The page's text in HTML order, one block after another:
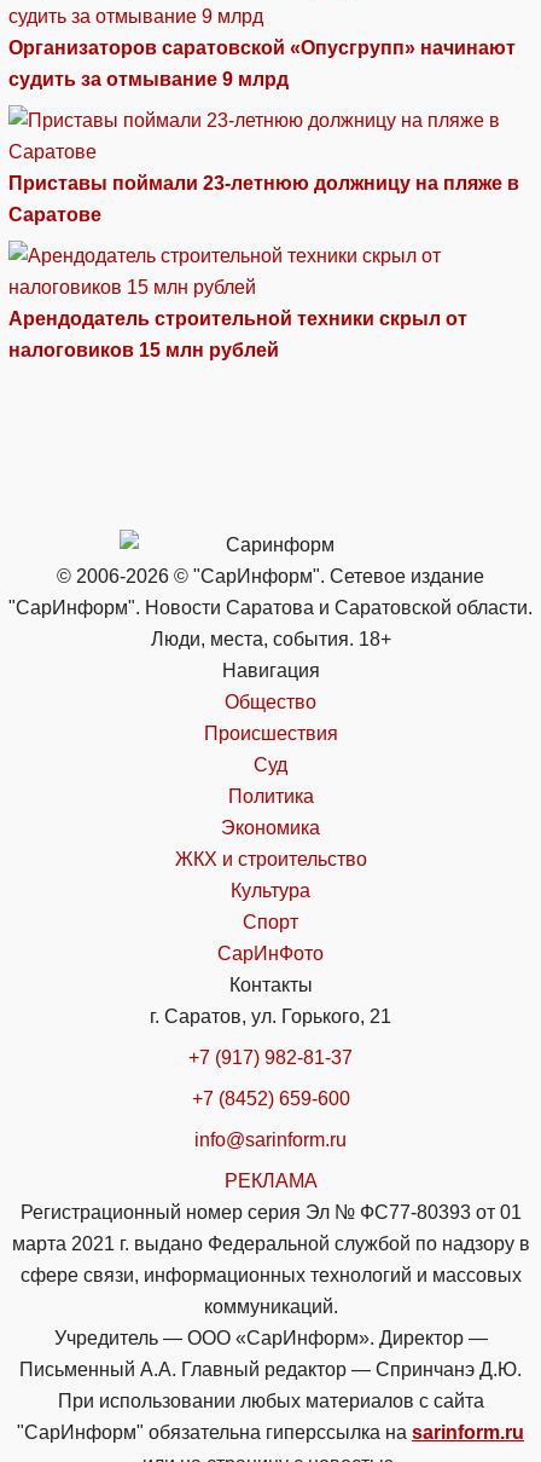
Организаторов саратовской «Опусгрупп» начинают
судить за отмывание 9 млрд
Приставы поймали 23-летнюю должницу на пляже в
Саратове
Арендодатель строительной техники скрыл от
налоговиков 15 млн рублей
© 2006-2026 © "СарИнформ". Сетевое издание
"СарИнформ". Новости Саратова и Саратовской области.
Люди, места, события. 18+
Навигация
Общество
Происшествия
Суд
Политика
Экономика
ЖКХ и строительство
Культура
Спорт
СарИнФото
Контакты
г. Саратов, ул. Горького, 21
+7 (917) 982-81-37
+7 (8452) 659-600
info@sarinform.ru
РЕКЛАМА
Регистрационный номер серия Эл № ФС77-80393 от 01
марта 2021 г. выдано Федеральной службой по надзору в
сфере связи, информационных технологий и массовых
коммуникаций.
Учредитель — ООО «СарИнформ». Директор —
Письменный А.А. Главный редактор — Спринчанэ Д.Ю.
При использовании любых материалов с сайта
"СарИнформ" обязательна гиперссылка на sarinform.ru